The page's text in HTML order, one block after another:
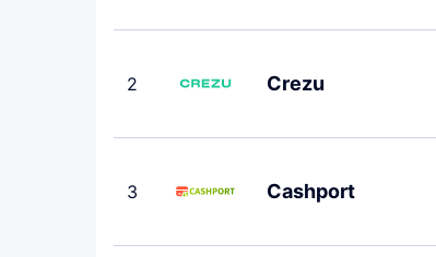
2 Crezu
3 Cashport